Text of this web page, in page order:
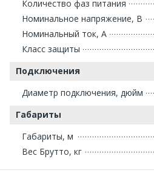
Количество фаз питания
Номинальное напряжение, В
Номинальный ток, А
Класс защиты
Подключения
Диаметр подключения, дюйм
Габариты
Габариты, м
Вес Брутто, кг